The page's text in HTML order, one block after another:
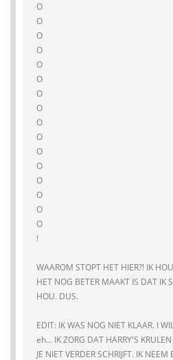
O
O
O
O
O
O
O
O
O
O
O
O
O
O
O
O
!
WAAROM STOPT HET HIER?! IK
HET NOG BETER MAAKT IS DAT IK
HOU. DUS.
EDIT: IK WAS NOG NIET KLAAR. I
eh... IK ZORG DAT HARRY'S
JE NIET VERDER SCHRIJFT. IK NEEM